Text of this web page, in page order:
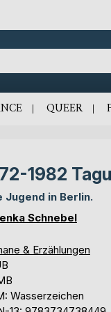
QUEER
1982
Jugend in Berlin.
Schnebel
& Erzählungen
Wasserzeichen